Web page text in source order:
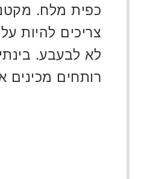
כפית מלח.
צריכים להיות
לא לבעבע.
רותחים מכינים